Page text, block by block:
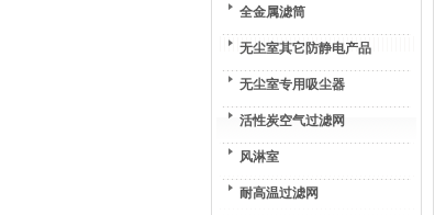
全金属滤筒
无尘室其它防静电产品
无尘室专用吸尘器
活性炭空气过滤网
风淋室
耐高温过滤网